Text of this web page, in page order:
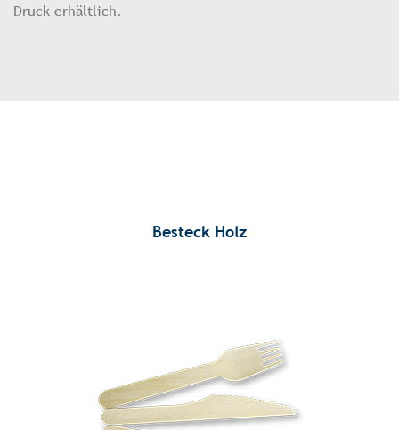
Druck erhältlich.
Besteck Holz